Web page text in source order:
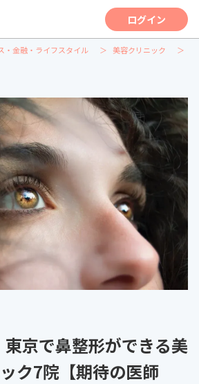
ログイン
・金融・ライフスタイル 美容クリニック
東京で鼻整形ができる美
ク7院【期待の医師